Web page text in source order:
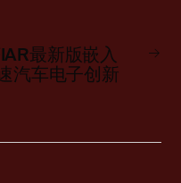
最新版嵌入
汽车电子创新